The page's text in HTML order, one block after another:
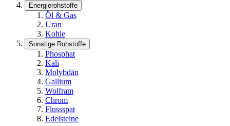
Energierohstoffe
Öl & Gas
Uran
Kohle
Sonstige Rohstoffe
Phosphat
Kali
Molybdän
Gallium
Wolfram
Chrom
Flussspat
Edelsteine